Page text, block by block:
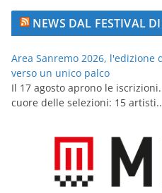
NEWS DAL FESTIVAL
Area Sanremo 2026,
verso un unico palco
Il 17 agosto aprono le
cuore delle selezioni: 15